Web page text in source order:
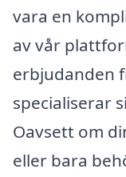
vara en
av vår
erbjudanden
specialiserar
Oavsett om
eller bara